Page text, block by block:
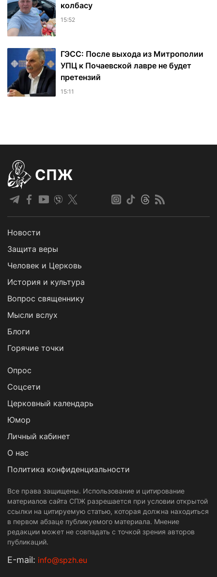
колбасу
15:52
ГЭСС: После выхода из Митрополии
УПЦ к Почаевской лавре не будет
претензий
15:11
СПЖ
Новости
Защита веры
Человек и Церковь
История и культура
Вопрос священнику
Мысли вслух
Блоги
Горячие точки
Опрос
Cоцсети
Церковный календарь
Юмор
Личный кабинет
О нас
Политика конфиденциальности
Все права защищены. Использование и цитирование
материалов сайта СПЖ разрешается при условии открытой
ссылки на цитируемую статью, которая должна находиться
в первом абзаце публикуемого материала. Мнение
редакции может не совпадать с точкой зрения авторов
публикаций.
Е-mail: info@spzh.eu